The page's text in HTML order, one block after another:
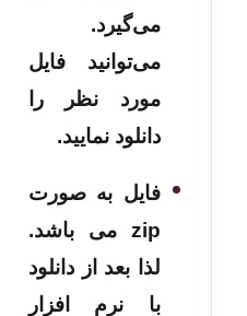
می‌گیرد.
می‌توانید فایل
مورد نظر را
دانلود نمایید.
فایل به صورت
zip می باشد.
لذا بعد از دانلود
با نرم افزار